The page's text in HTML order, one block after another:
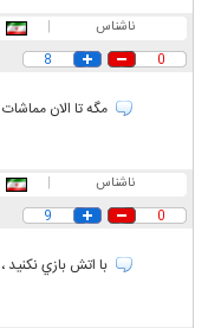
ناشناس |
0
8
مگه تا الان
ناشناس |
0
9
با اتش بازي